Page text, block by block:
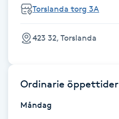
Fransförlängning Volym
Fransrengöring
Frekvensterapi
Torslanda torg 3A
423 32, Torslanda
Ordinarie öppettider
Måndag